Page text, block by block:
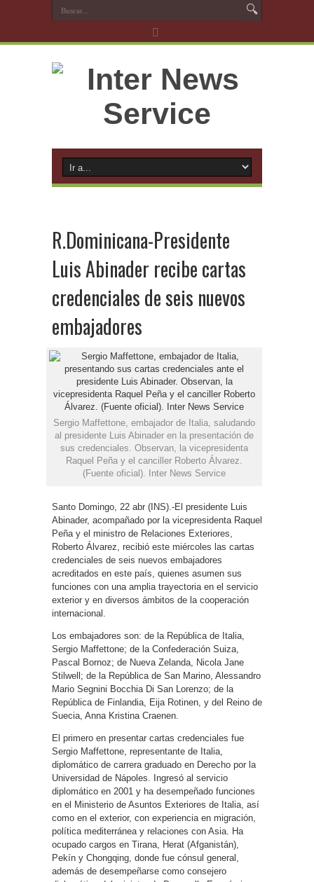
R.Dominicana-Presidente
Luis Abinader recibe cartas
credenciales de seis nuevos
embajadores
Sergio Maffettone, embajador de Italia, saludando
al presidente Luis Abinader en la presentación de
sus credenciales. Observan, la vicepresidenta
Raquel Peña y el canciller Roberto Álvarez.
(Fuente oficial). Inter News Service
Santo Domingo, 22 abr (INS).-El presidente Luis
Abinader, acompañado por la vicepresidenta Raquel
Peña y el ministro de Relaciones Exteriores,
Roberto Álvarez, recibió este miércoles las cartas
credenciales de seis nuevos embajadores
acreditados en este país, quienes asumen sus
funciones con una amplia trayectoria en el servicio
exterior y en diversos ámbitos de la cooperación
internacional.
Los embajadores son: de la República de Italia,
Sergio Maffettone; de la Confederación Suiza,
Pascal Bornoz; de Nueva Zelanda, Nicola Jane
Stilwell; de la República de San Marino, Alessandro
Mario Segnini Bocchia Di San Lorenzo; de la
República de Finlandia, Eija Rotinen, y del Reino de
Suecia, Anna Kristina Craenen.
El primero en presentar cartas credenciales fue
Sergio Maffettone, representante de Italia,
diplomático de carrera graduado en Derecho por la
Universidad de Nápoles. Ingresó al servicio
diplomático en 2001 y ha desempeñado funciones
en el Ministerio de Asuntos Exteriores de Italia, así
como en el exterior, con experiencia en migración,
política mediterránea y relaciones con Asia. Ha
ocupado cargos en Tirana, Herat (Afganistán),
Pekín y Chongqing, donde fue cónsul general,
además de desempeñarse como consejero